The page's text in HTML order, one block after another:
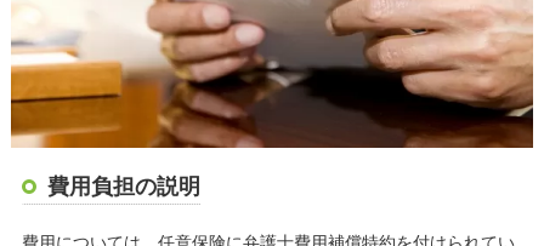
費用負担の説明